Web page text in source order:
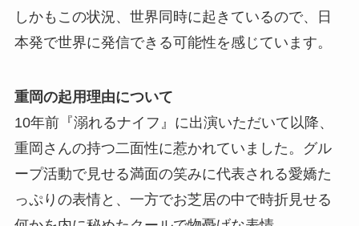
しかもこの状況、世界同時に起きているので、日
本発で世界に発信できる可能性を感じています。
重岡の起用理由について
10年前『溺れるナイフ』に出演いただいて以降、
重岡さんの持つ二面性に惹かれていました。グル
ープ活動で見せる満面の笑みに代表される愛嬌た
っぷりの表情と、一方でお芝居の中で時折見せる